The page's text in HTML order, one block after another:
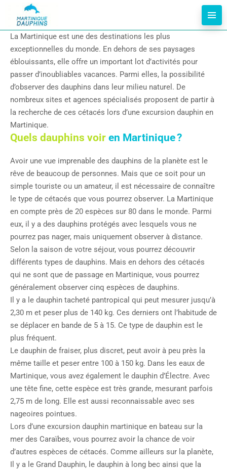
La Martinique est une des destinations les plus
exceptionnelles du monde. En dehors de ses paysages
éblouissants, elle offre un important lot d’activités pour
passer d’inoubliables vacances. Parmi elles, la possibilité
d’observer des dauphins dans leur milieu naturel. De
nombreux sites et agences spécialisés proposent de partir à
la recherche de ces cétacés lors d’une excursion dauphin en
Martinique.
Quels dauphins voir en Martinique ?
Avoir une vue imprenable des dauphins de la planète est le
rêve de beaucoup de personnes. Mais que ce soit pour un
simple touriste ou un amateur, il est nécessaire de connaître
le type de cétacés que vous pourrez observer. La Martinique
en compte près de 20 espèces sur 80 dans le monde. Parmi
eux, il y a des dauphins protégés avec lesquels vous ne
pourrez pas nager, mais uniquement observer à distance.
Selon la saison de votre séjour, vous pourrez découvrir
différents types de dauphins. Mais en dehors des cétacés
qui ne sont que de passage en Martinique, vous pourrez
généralement observer cinq espèces de dauphins.
Il y a le dauphin tacheté pantropical qui peut mesurer jusqu’à
2,30 m et peser plus de 140 kg. Ces derniers ont l’habitude de
se déplacer en bande de 5 à 15. Ce type de dauphin est le
plus fréquent.
Le dauphin de fraiser, plus discret, peut avoir à peu près la
même taille et peser entre 100 à 150 kg. Dans les eaux de
Martinique, vous avez également le dauphin d’Électre. Avec
une tête fine, cette espèce est très grande, mesurant parfois
2,75 m de long. Elle est aussi reconnaissable avec ses
nageoires pointues.
Lors d’une excursion dauphin martinique en bateau sur la
mer des Caraïbes, vous pourrez avoir la chance de voir
d’autres espèces de cétacés. Comme ailleurs sur la planète,
Il y a le Grand Dauphin, le dauphin à long bec ainsi que la